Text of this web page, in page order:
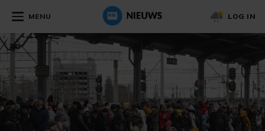
MENU LOG IN